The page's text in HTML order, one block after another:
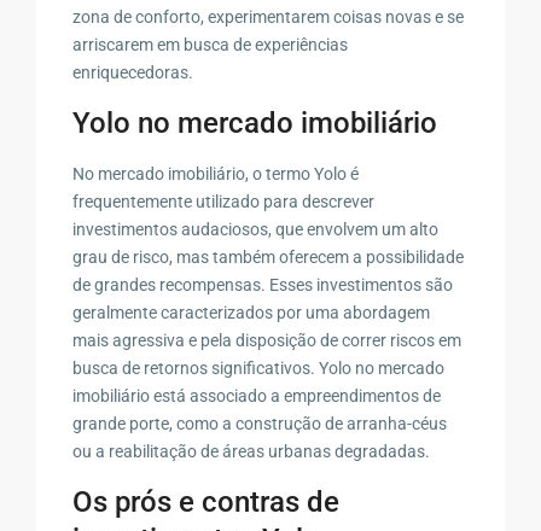
zona de conforto, experimentarem coisas novas e se
arriscarem em busca de experiências
enriquecedoras.
Yolo no mercado imobiliário
No mercado imobiliário, o termo Yolo é
frequentemente utilizado para descrever
investimentos audaciosos, que envolvem um alto
grau de risco, mas também oferecem a possibilidade
de grandes recompensas. Esses investimentos são
geralmente caracterizados por uma abordagem
mais agressiva e pela disposição de correr riscos em
busca de retornos significativos. Yolo no mercado
imobiliário está associado a empreendimentos de
grande porte, como a construção de arranha-céus
ou a reabilitação de áreas urbanas degradadas.
Os prós e contras de